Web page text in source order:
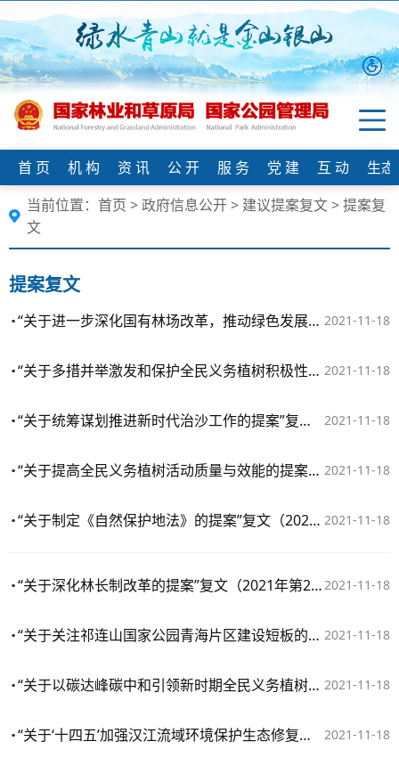
首 页 机 构 资 讯 公 开 服 务 党 建 互 动
生
当前位置： 首页 >政府信息公开>建议提案复文>提案复
文
提案复文
2021-11-18
“关于进一步深化国有林场改革，推动绿色发展的提案”复文（2021年第0155号（农林水利类007号））
2021-11-18
“关于多措并举激发和保护全民义务植树积极性的提案”复文（2021年第0007号（资源环境类001号））
2021-11-18
“关于统筹谋划推进新时代治沙工作的提案”复文（2021年第0483号（农业水利类037号））
2021-11-18
“关于提高全民义务植树活动质量与效能的提案”复文（2021年第0156号（农业水利类008号））
2021-11-18
“关于制定《自然保护地法》的提案”复文（2021年第3276号（政治法律类166号））
2021-11-18
“关于深化林长制改革的提案”复文（2021年第2367号（农业水利类405号））
2021-11-18
“关于关注祁连山国家公园青海片区建设短板的提案”复文（2021年第2239号（资源环境类246号））
2021-11-18
“关于以碳达峰碳中和引领新时期全民义务植树，开展生态文明教育的提案”复文（2021年第2203号（农业水利类368号））
2021-11-18
“关于‘十四五’加强汉江流域环境保护生态修复的提案”复文（2021年第2024号（农业水利类330号））